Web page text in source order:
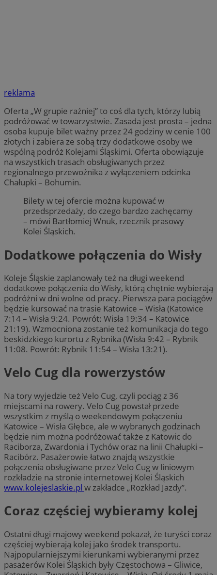
reklama
Oferta „W grupie raźniej” to coś dla tych, którzy lubią
podróżować w towarzystwie. Zasada jest prosta – jedna
osoba kupuje bilet ważny przez 24 godziny w cenie 100
złotych i zabiera ze sobą trzy dodatkowe osoby we
wspólną podróż Kolejami Śląskimi. Oferta obowiązuje
na wszystkich trasach obsługiwanych przez
regionalnego przewoźnika z wyłączeniem odcinka
Chałupki – Bohumin.
Bilety w tej ofercie można kupować w
przedsprzedaży, do czego bardzo zachęcamy
– mówi Bartłomiej Wnuk, rzecznik prasowy
Kolei Śląskich.
Dodatkowe połączenia do Wisły
Koleje Śląskie zaplanowały też na długi weekend
dodatkowe połączenia do Wisły, którą chętnie wybierają
podróżni w dni wolne od pracy. Pierwsza para pociągów
będzie kursować na trasie Katowice – Wisła (Katowice
7:14 – Wisła 9:24. Powrót: Wisła 19:34 – Katowice
21:19). Wzmocniona zostanie też komunikacja do tego
beskidzkiego kurortu z Rybnika (Wisła 9:42 – Rybnik
11:08. Powrót: Rybnik 11:54 – Wisła 13:21).
Velo Cug dla rowerzystów
Na tory wyjedzie też Velo Cug, czyli pociąg z 36
miejscami na rowery. Velo Cug powstał przede
wszystkim z myślą o weekendowym połączeniu
Katowice – Wisła Głębce, ale w wybranych godzinach
będzie nim można podróżować także z Katowic do
Raciborza, Zwardonia i Tychów oraz na linii Chałupki –
Racibórz. Pasażerowie łatwo znajdą wszystkie
połączenia obsługiwane przez Velo Cug w liniowym
rozkładzie na stronie internetowej Kolei Śląskich
www.kolejeslaskie.pl w zakładce „Rozkład Jazdy”.
Coraz częściej wybieramy kolej
Ostatni długi majowy weekend pokazał, że turyści coraz
częściej wybierają kolej jako środek transportu.
Najpopularniejszymi kierunkami wybieranymi przez
pasażerów Kolei Śląskich były Częstochowa – Gliwice,